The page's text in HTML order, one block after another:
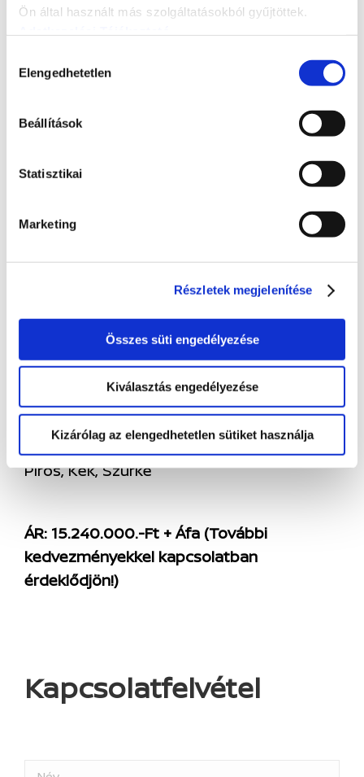
Ön által használt más szolgáltatásokból gyűjtöttek.
kiválasztása
Elengedhetetlen
Beállítások
Statisztikai
Marketing
Részletek megjelenítése
Összes süti engedélyezése
Kiválasztás engedélyezése
Kizárólag az elengedhetetlen sütiket használja
ÚJMAXUS T60 MAXLuxury 4×4 PICK-UP
2.0TT Bi-Turbo 216Le
Szállítás: Készletről
Választható Színek: Fehér, Fekete, Narancs,
Piros, Kék, Szürke
ÁR: 15.240.000.-Ft + Áfa (További
kedvezményekkel kapcsolatban
érdeklődjön!)
Kapcsolatfelvétel